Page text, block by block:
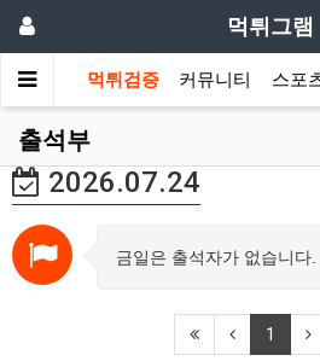
먹튀그램
먹튀검증 커뮤니티 스포
출석부
2026.07.24
금일은 출석자가 없습니다.
1